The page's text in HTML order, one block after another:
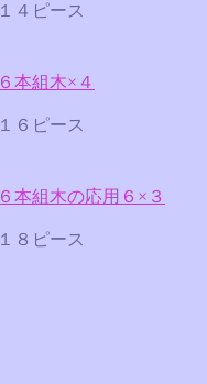
１４ピース
６本組木×４
１６ピース
６本組木の応用６×３
１８ピース